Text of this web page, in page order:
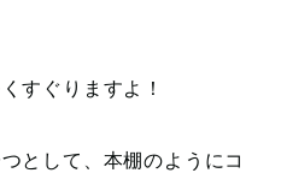
すぐりますよ！
として、本棚のようにコ